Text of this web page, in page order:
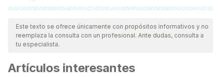
Todas las fuentes citadas fueron revisadas a profundidad por
nuestro equipo, para asegurar su calidad, confiabilidad,
vigencia y validez.La bibliografía de este artículo fue
científica.
Este texto se ofrece únicamente con propósitos informativos y no
reemplaza la consulta con un profesional. Ante dudas, consulta a
tu especialista.
Artículos interesantes